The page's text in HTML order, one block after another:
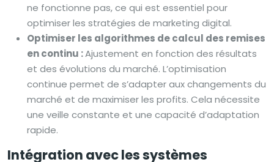
ne fonctionne pas, ce qui est essentiel pour
optimiser les stratégies de marketing digital.
Optimiser les algorithmes de calcul des remises
en continu :Ajustement en fonction des résultats
et des évolutions du marché. L’optimisation
continue permet de s’adapter aux changements du
marché et de maximiser les profits. Cela nécessite
une veille constante et une capacité d’adaptation
rapide.
Intégration avec les systèmes